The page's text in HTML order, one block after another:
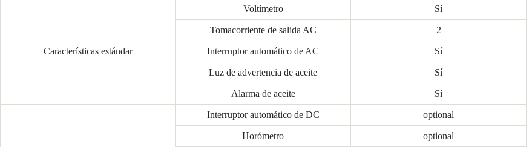
Características estándar
Voltímetro Sí
Tomacorriente de salida AC 2
Interruptor automático de AC Sí
Luz de advertencia de aceite Sí
Alarma de aceite Sí
Interruptor automático de DC optional
Horómetro optional